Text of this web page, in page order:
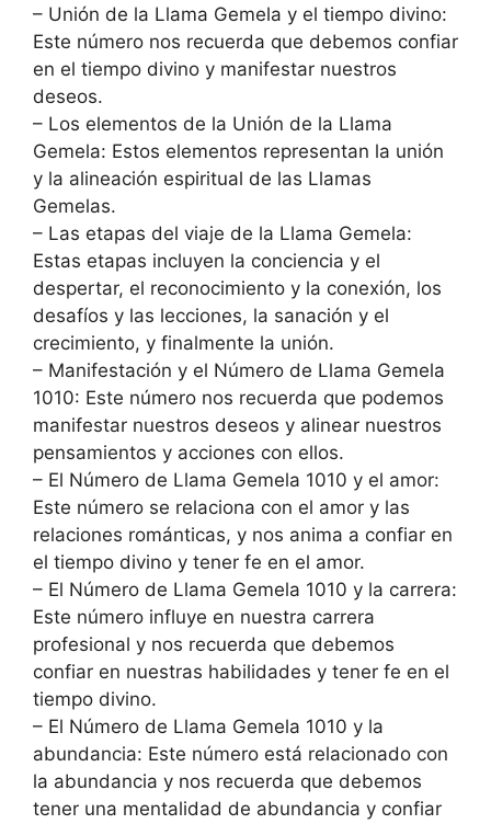
– Unión de la Llama Gemela y el tiempo divino:
Este número nos recuerda que debemos confiar
en el tiempo divino y manifestar nuestros
deseos.
– Los elementos de la Unión de la Llama
Gemela: Estos elementos representan la unión
y la alineación espiritual de las Llamas
Gemelas.
– Las etapas del viaje de la Llama Gemela:
Estas etapas incluyen la conciencia y el
despertar, el reconocimiento y la conexión, los
desafíos y las lecciones, la sanación y el
crecimiento, y finalmente la unión.
– Manifestación y el Número de Llama Gemela
1010: Este número nos recuerda que podemos
manifestar nuestros deseos y alinear nuestros
pensamientos y acciones con ellos.
– El Número de Llama Gemela 1010 y el amor:
Este número se relaciona con el amor y las
relaciones románticas, y nos anima a confiar en
el tiempo divino y tener fe en el amor.
– El Número de Llama Gemela 1010 y la carrera:
Este número influye en nuestra carrera
profesional y nos recuerda que debemos
confiar en nuestras habilidades y tener fe en el
tiempo divino.
– El Número de Llama Gemela 1010 y la
abundancia: Este número está relacionado con
la abundancia y nos recuerda que debemos
tener una mentalidad de abundancia y confiar